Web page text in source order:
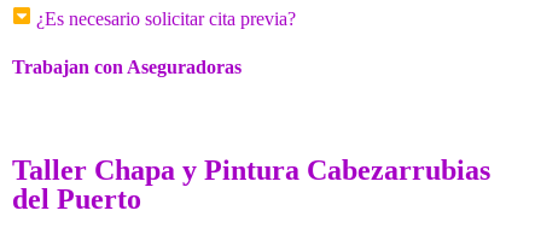
¿Es necesario solicitar cita previa?
Trabajan con Aseguradoras
Taller Chapa y Pintura Cabezarrubias
del Puerto